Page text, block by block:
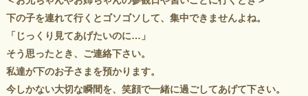
下の子を連れて行くとゴソゴソして、集中できませんよね。
「じっくり見てあげたいのに…」
そう思ったとき、ご連絡下さい。
私達が下のお子さまを預かります。
今しかない大切な瞬間を、笑顔で一緒に過ごしてあげて下さい。